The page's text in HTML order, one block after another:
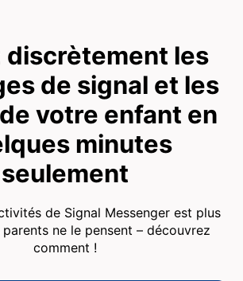
discrètement les
de signal et les
votre enfant en
minutes
seulement
de Signal Messenger est plus
ne le pensent – ​​découvrez
comment !